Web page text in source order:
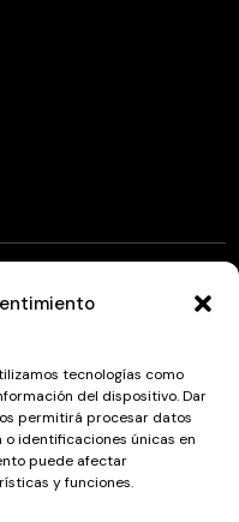
tecnologías como
del dispositivo. Dar
permitirá procesar datos
identificaciones únicas en
puede afectar
y funciones.